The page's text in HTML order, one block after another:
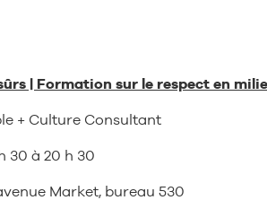
| Formation sur le respect en
+ Culture Consultant
30 à 20 h 30
Market, bureau 530